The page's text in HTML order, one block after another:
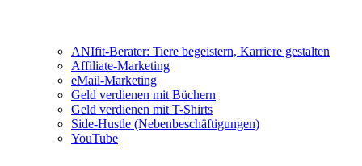
ANIfit-Berater: Tiere begeistern, Karriere gestalten
Affiliate-Marketing
eMail-Marketing
Geld verdienen mit Büchern
Geld verdienen mit T-Shirts
Side-Hustle (Nebenbeschäftigungen)
YouTube